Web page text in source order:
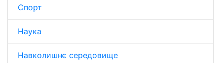
Спорт
Наука
Навколишнє середовище